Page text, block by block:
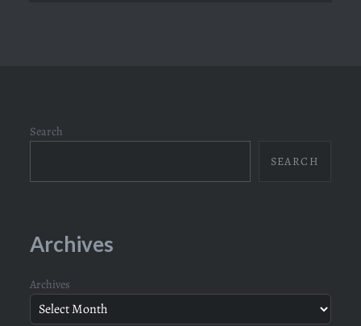
Search
SEARCH
Archives
Archives